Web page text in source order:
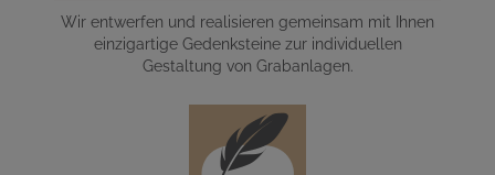
Wir entwerfen und realisieren gemeinsam mit Ihnen
einzigartige Gedenksteine zur individuellen
Gestaltung von Grabanlagen.